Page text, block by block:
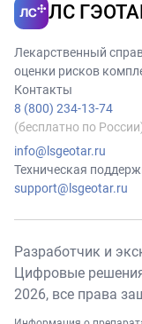
ЛС
Лекарственный
оценки рисков
Контакты
8 (800) 234-13-74
(бесплатно по
info@lsgeotar.ru
Техническая
support@lsgeotar.ru
Разработчик и
Цифровые
2026, все права